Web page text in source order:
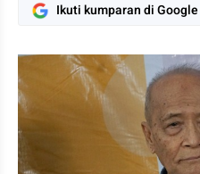
Ikuti kumparan di Google